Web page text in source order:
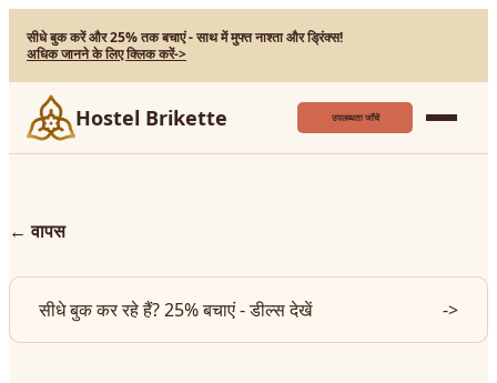
सीधे बुक करें और 25% तक बचाएं - साथ में मुफ्त नाश्ता और ड्रिंक्स!
अधिक जानने के लिए क्लिक करें->
Hostel Brikette उपलब्धता जाँचें
←वापस
सीधे बुक कर रहे हैं? 25% बचाएं - डील्स देखें ->